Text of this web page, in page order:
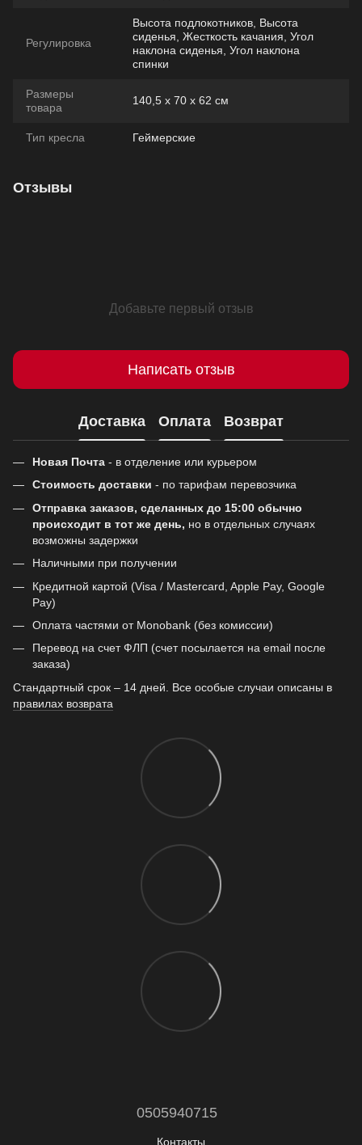
Регулировка
Высота подлокотников, Высота
сиденья, Жесткость качания, Угол
наклона сиденья, Угол наклона
спинки
Размеры
товара
140,5 х 70 х 62 см
Тип кресла Геймерские
Отзывы
Добавьте первый отзыв
Написать отзыв
Доставка Оплата Возврат
Новая Почта - в отделение или курьером
Стоимость доставки - по тарифам перевозчика
Отправка заказов, сделанных до 15:00 обычно
происходит в тот же день, но в отдельных случаях
возможны задержки
Наличными при получении
Кредитной картой (Visa / Mastercard, Apple Pay, Google
Pay)
Оплата частями от Monobank (без комиссии)
Перевод на счет ФЛП (счет посылается на email после
заказа)
Стандартный срок – 14 дней. Все особые случаи описаны в
правилах возврата
0505940715
Контакты